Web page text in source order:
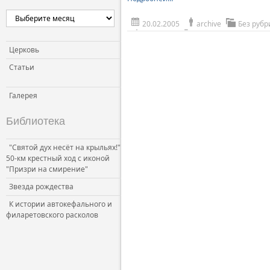
Церковь
Статьи
Галерея
Библиотека
"Святой дух несёт на крыльях!"
50-км крестный ход с иконой
"Призри на смирение"
Звезда рождества
К истории автокефального и
филаретовского расколов
20.02.2005 archive Без